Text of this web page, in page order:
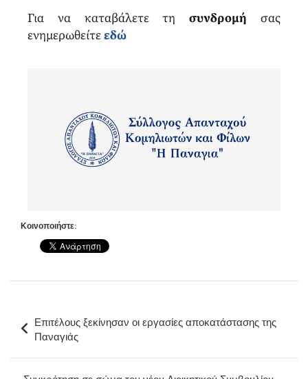
Για να καταβάλετε τη συνδρομήσας
ενημερωθείτεεδώ
Κοινοποιήστε:
Επιτέλους ξεκίνησαν οι εργασίες αποκατάστασης της
Παναγιάς